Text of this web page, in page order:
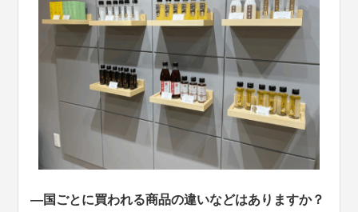
—国ごとに買われる商品の違いなどはありますか？